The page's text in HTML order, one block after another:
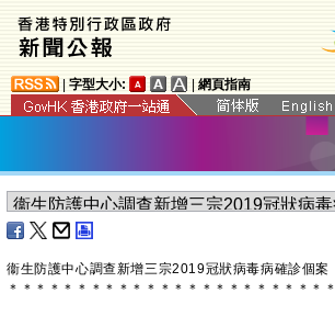
字型大小: 網頁指南
衞生防護中心調查新增三宗2019冠狀病毒病確診個案
＊ ＊ ＊ ＊ ＊ ＊ ＊ ＊ ＊ ＊ ＊ ＊ ＊ ＊ ＊ ＊ ＊ ＊ ＊ ＊ ＊ ＊ ＊ ＊